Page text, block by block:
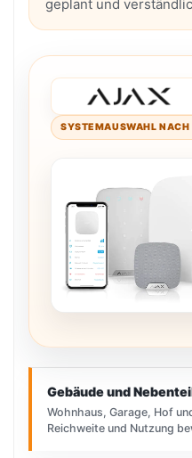
geplant und
SYSTEMAUSWAHL NACH
Gebäude und
Wohnhaus, Garage, Hof
Reichweite und Nutzung